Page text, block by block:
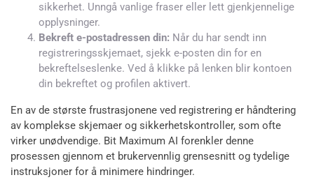
sikkerhet. Unngå vanlige fraser eller lett gjenkjennelige
opplysninger.
Bekreft e-postadressen din: Når du har sendt inn
registreringsskjemaet, sjekk e-posten din for en
bekreftelseslenke. Ved å klikke på lenken blir kontoen
din bekreftet og profilen aktivert.
En av de største frustrasjonene ved registrering er håndtering
av komplekse skjemaer og sikkerhetskontroller, som ofte
virker unødvendige. Bit Maximum AI forenkler denne
prosessen gjennom et brukervennlig grensesnitt og tydelige
instruksjoner for å minimere hindringer.